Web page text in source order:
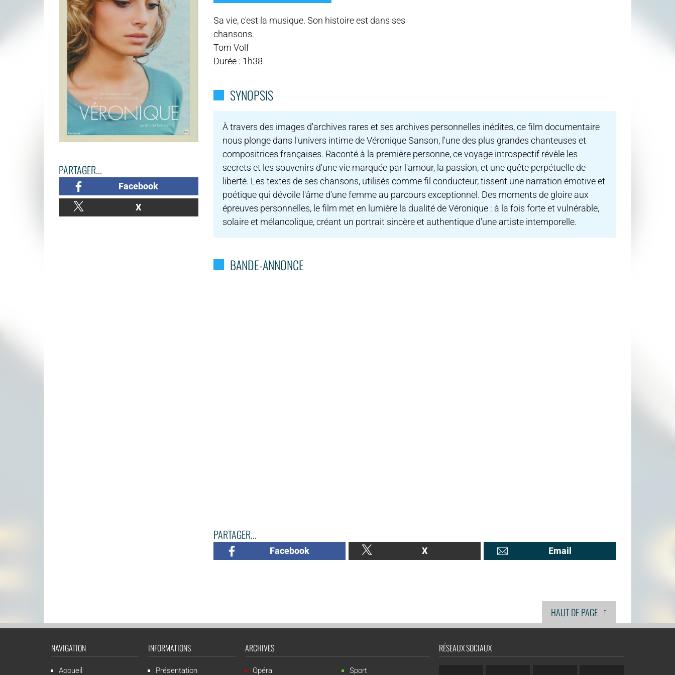
PARTAGER...
Facebook
X
Sa vie, c'est la musique. Son histoire est dans ses
chansons.
Tom Volf
Durée : 1h38
SYNOPSIS
À travers des images d'archives rares et ses archives personnelles inédites, ce film documentaire
nous plonge dans l'univers intime de Véronique Sanson, l'une des plus grandes chanteuses et
compositrices françaises. Raconté à la première personne, ce voyage introspectif révèle les
secrets et les souvenirs d'une vie marquée par l'amour, la passion, et une quête perpétuelle de
liberté. Les textes de ses chansons, utilisés comme fil conducteur, tissent une narration émotive et
poétique qui dévoile l'âme d'une femme au parcours exceptionnel. Des moments de gloire aux
épreuves personnelles, le film met en lumière la dualité de Véronique : à la fois forte et vulnérable,
solaire et mélancolique, créant un portrait sincère et authentique d'une artiste intemporelle.
BANDE-ANNONCE
PARTAGER...
Facebook X Email
HAUT DE PAGE ↑
NAVIGATION
Accueil
INFORMATIONS
Présentation
ARCHIVES
Opéra Sport
RÉSEAUX SOCIAUX